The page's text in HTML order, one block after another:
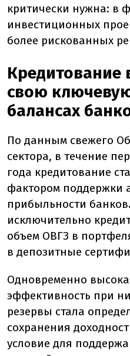
критически нужна: в
инвестиционных
более рискованных
Кредитование
свою
балансах
По данным свежего
сектора, в течение
года кредитование
фактором поддержки
прибыльности
исключительно
объем ОВГЗ в
в депозитные
Одновременно
эффективность при
резервы стала
сохранения
условие для